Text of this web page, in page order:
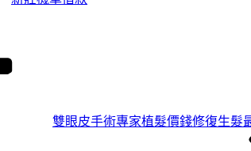
雙眼皮手術專家植髮價錢修復生髮